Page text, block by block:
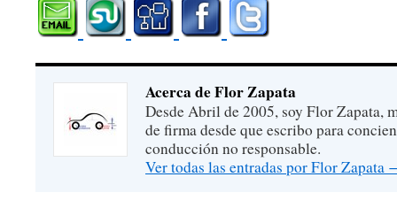
Acerca de Flor Zapata
Desde Abril de 2005, soy Flor Zapata,
de firma desde que escribo para
conducción no responsable.
Ver todas las entradas por Flor Zapata